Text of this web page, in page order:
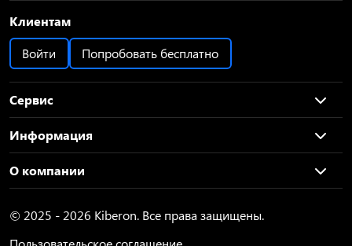
Клиентам
Войти
Попробовать бесплатно
Сервис
Информация
О компании
© 2025 - 2026 Kiberon. Все права защищены.